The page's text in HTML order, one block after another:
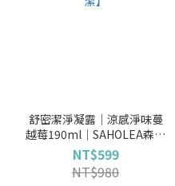
舒密潔淨凝露│涼感淨味蔓
越莓190ml│SAHOLEA森歐
黎漾【平衡小白瓶/私密肌/私
密清潔】
NT$599
NT$980